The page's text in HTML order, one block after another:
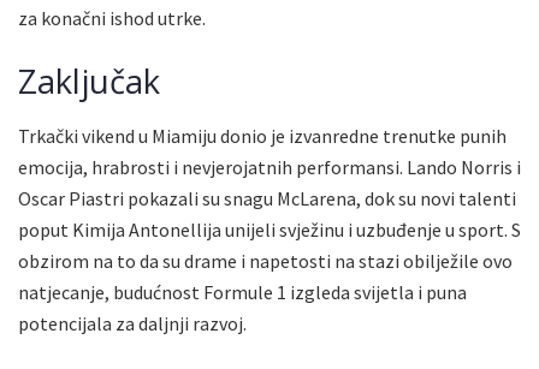
za konačni ishod utrke.
Zaključak
Trkački vikend u Miamiju donio je izvanredne trenutke punih
emocija, hrabrosti i nevjerojatnih performansi. Lando Norris i
Oscar Piastri pokazali su snagu McLarena, dok su novi talenti
poput Kimija Antonellija unijeli svježinu i uzbuđenje u sport. S
obzirom na to da su drame i napetosti na stazi obilježile ovo
natjecanje, budućnost Formule 1 izgleda svijetla i puna
potencijala za daljnji razvoj.